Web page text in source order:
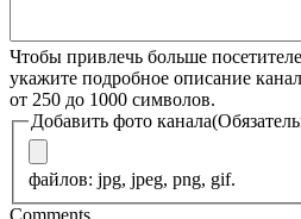
Чтобы привлечь больше
укажите подробное описание
от 250 до 1000 символов.
Добавить фото канала
файлов: jpg, jpeg, png, gif.
Comments